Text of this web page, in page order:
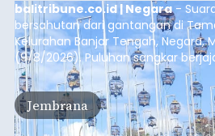
balitribune.co.id | Negara-
bersahutan dari gantangan di
Kelurahan Banjar Tengah, Negara,
(9/8/2026). Puluhan sangkar
para penghobi menunggu suara
masing mengalun. Bukan sekadar
bunyi, setiap suara yang
bagian dari penilaian untuk
Jembrana